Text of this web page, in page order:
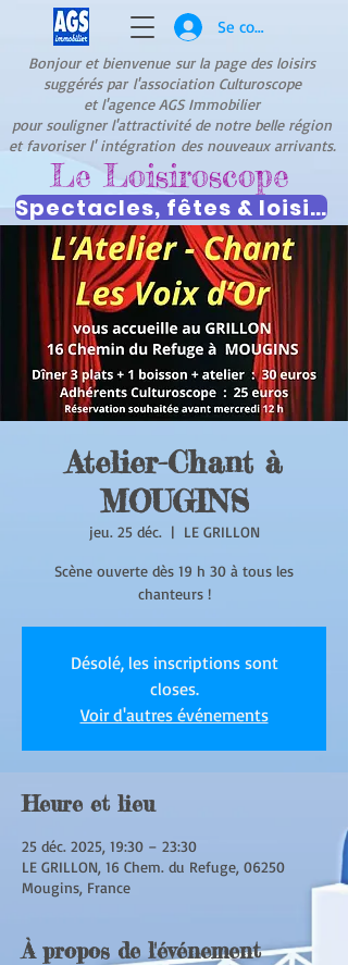
Se connecter
Bonjour et bienvenue sur la page des loisirs
suggérés parl'association Culturoscope
et l'agence AGS Immobilier
pour souligner l'attractivité de notre belle région
et favoriser l' intégration des nouveaux arrivants.
Le Loisiroscope
Spectacles, fêtes & loisirs
Atelier-Chant à
MOUGINS
jeu. 25 déc.
  |
LE GRILLON
Scène ouverte dès 19 h 30 à tous les
chanteurs !
Désolé, les inscriptions sont
closes.
Voir d'autres événements
Heure et lieu
25 déc. 2025, 19:30 – 23:30
LE GRILLON, 16 Chem. du Refuge, 06250
Mougins, France
À propos de l'événement